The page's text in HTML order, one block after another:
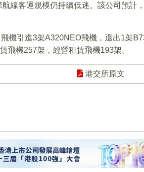
線客運規模仍持續低迷。該公司預計
機引進3架A320NEO飛機，退出1架
飛機257架，經營租賃飛機193架。
港交所原文